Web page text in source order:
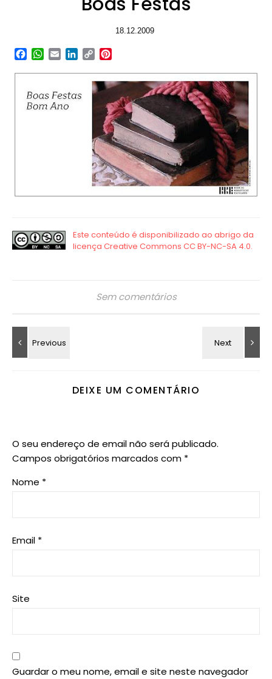
18.12.2009
Facebook
WhatsApp
EmailLinkedIn
Copy
Sem comentários
DEIXE UM COMENTÁRIO
O seu endereço de email não será publicado.
Campos obrigatórios marcados com *
Nome *
Email *
Site
Guardar o meu nome, email e site neste navegador